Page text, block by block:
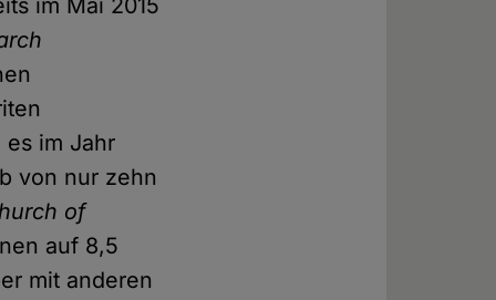
im Mai 2015
es im Jahr
von nur zehn
of
auf 8,5
mit anderen